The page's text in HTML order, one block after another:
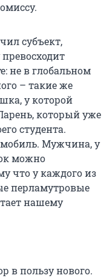
субъект,
не в глобальном
– такие же
у которой
который уже
студента.
Мужчина, у
можно
что у каждого из
перламутровые
нашему
в пользу нового.